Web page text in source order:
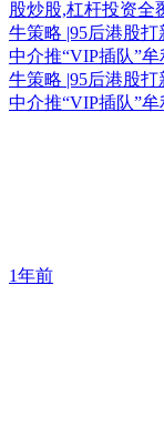
牛策略 |95后港股
中介推“VIP插队”牟
牛策略 |95后港股
中介推“VIP插队”牟
1年前